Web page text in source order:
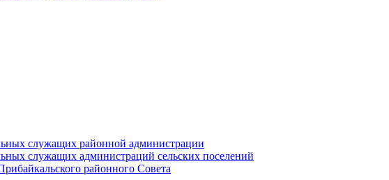
служащих районной администрации
служащих администраций сельских поселений
районного Совета